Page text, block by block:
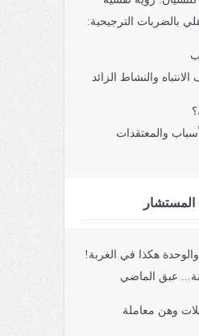
بالضربات الترجيحية:
والنشاط الزائد
والمعتقدات
هكذا في الغربة!
عبق الماضي
وهن معاملة